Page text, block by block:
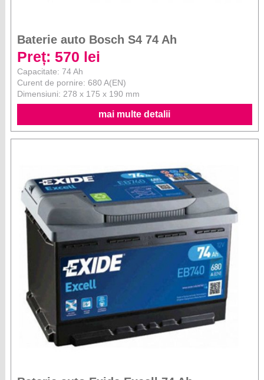
Baterie auto Bosch S4 74 Ah
Preț: 570 lei
Capacitate: 74 Ah
Curent de pornire: 680 A(EN)
Dimensiuni: 278 x 175 x 190 mm
mai multe detalii